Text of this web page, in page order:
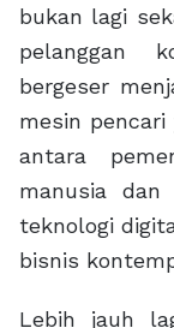
bukan lagi
pelanggan
bergeser
mesin pencari
antara
manusia dan
teknologi
bisnis
Lebih jauh